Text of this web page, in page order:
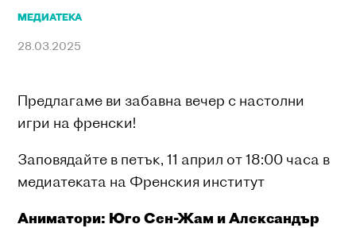
МЕДИАТЕКА
28.03.2025
Предлагаме ви забавна вечер с настолни
игри на френски!
Заповядайте в петък, 11 април от 18:00 часа в
медиатеката на Френския институт
Аниматори: Юго Сен-Жам и Александър